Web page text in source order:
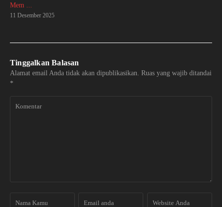
Mem ...
11 Desember 2025
Tinggalkan Balasan
Alamat email Anda tidak akan dipublikasikan. Ruas yang wajib ditandai
*